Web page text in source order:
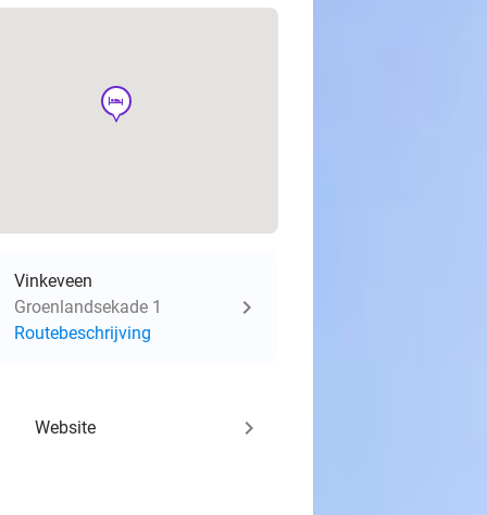
hotel
Vinkeveen
Groenlandsekade 1
Routebeschrijving
Website keyboard_arrow_right